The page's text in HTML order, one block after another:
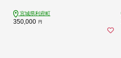
宮城県利府町
350,000 円